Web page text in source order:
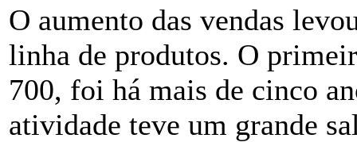
O aumento das vendas
linha de produtos. O
700, foi há mais de cinco
atividade teve um grande